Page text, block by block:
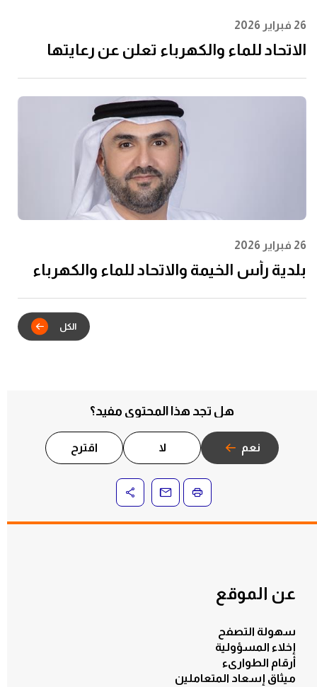
26 فبراير 2026
الاتحاد للماء والكهرباء تعلن عن رعايتها
26 فبراير 2026
بلدية رأس الخيمة والاتحاد للماء والكهرباء
هل تجد هذا المحتوى مفيد؟
نعم لا اقترح
عن الموقع
سهولة التصفح
إخلاء المسؤولية
أرقام الطوارىء
ميثاق إسعاد المتعاملين